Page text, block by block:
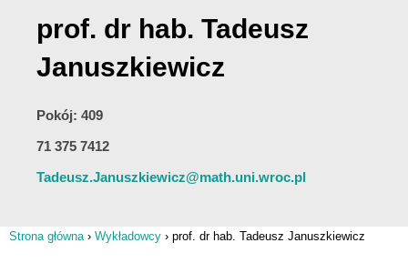
prof. dr hab. Tadeusz
Januszkiewicz
Pokój: 409
71 375 7412
Tadeusz.Januszkiewicz@math.uni.wroc.pl
Strona główna› Wykładowcy › prof. dr hab. Tadeusz Januszkiewicz